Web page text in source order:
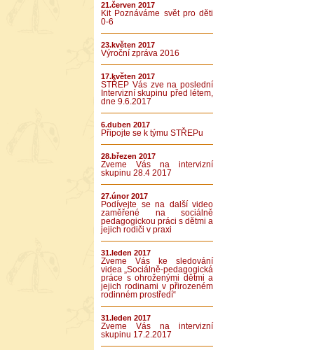
21.červen 2017
Kit Poznáváme svět pro děti
0-6
23.květen 2017
Výroční zpráva 2016
17.květen 2017
STŘEP Vás zve na poslední
Intervizní skupinu před létem,
dne 9.6.2017
6.duben 2017
Připojte se k týmu STŘEPu
28.březen 2017
Zveme Vás na intervizní
skupinu 28.4 2017
27.únor 2017
Podívejte se na další video
zaměřené na sociálně
pedagogickou práci s dětmi a
jejich rodiči v praxi
31.leden 2017
Zveme Vás ke sledování
videa „Sociálně-pedagogická
práce s ohroženými dětmi a
jejich rodinami v přirozeném
rodinném prostředí“
31.leden 2017
Zveme Vás na intervizní
skupinu 17.2.2017